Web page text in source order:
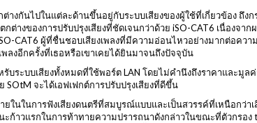
างกันไปในแต่ละด้านขึ้นอยู่กับระบบเสียงของผู้ใช้ที่เกี่ยวข้อง ถึงก
ต่างของการปรับปรุงเสียงที่ชัดเจนกว่าด้วย iSO-CAT6 เนื่องจ
CAT6 ผู้ที่ชื่นชอบเสียงเพลงที่มีความอ่อนไหวอย่างมากต่อคว
ลงอีกครั้งที่เธอหรือเขาเคยได้ยินมาจนถึงปัจจุบัน
รับระบบเสียงทั้งหมดที่ใช้พอร์ต LAN โดยไม่คำนึงถึงราคาและมูล
SOtM จะได้เอฟเฟกต์การปรับปรุงเสียงที่ดีขึ้น
นในการฟังเสียงดนตรีที่สมบูรณ์แบบและเป็นสวรรค์ที่เหนือกว่าเ
ก้าวแรกในการท้าทายความปรารถนาดังกล่าวในขณะที่ตัวกรอง